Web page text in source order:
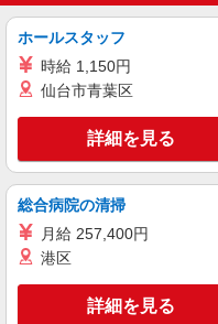
ホールスタッフ
時給 1,150円
仙台市青葉区
詳細を見る
総合病院の清掃
月給 257,400円
港区
詳細を見る